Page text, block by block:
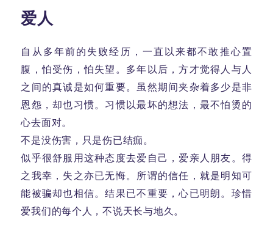
爱人
自从多年前的失败经历，一直以来都不敢推心置
腹，怕受伤，怕失望。多年以后，方才觉得人与人
之间的真诚是如何重要。虽然期间夹杂着多少是非
恩怨，却也习惯。习惯以最坏的想法，最不怕烫的
心去面对。
不是没伤害，只是伤已结痂。
似乎很舒服用这种态度去爱自己，爱亲人朋友。得
之我幸，失之亦已无悔。所谓的信任，就是明知可
能被骗却也相信。结果已不重要，心已明朗。珍惜
爱我们的每个人，不说天长与地久。